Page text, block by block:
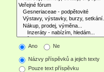
Ano Ne
Názvy příspěvků a jejich texty
Pouze text příspěvku